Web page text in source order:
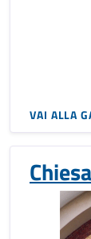
VAI ALLA